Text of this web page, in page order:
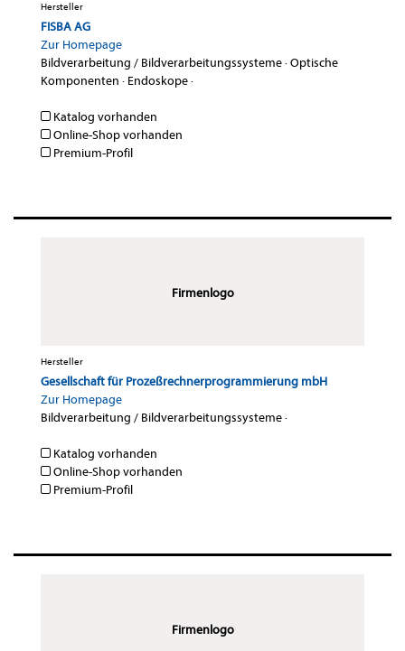
Hersteller
FISBA AG
Zur Homepage
Bildverarbeitung / Bildverarbeitungssysteme·Optische
Komponenten · Endoskope·
Katalog vorhanden
Online-Shop vorhanden
Premium-Profil
Firmenlogo
Hersteller
Gesellschaft für Prozeßrechnerprogrammierung mbH
Zur Homepage
Bildverarbeitung / Bildverarbeitungssysteme·
Katalog vorhanden
Online-Shop vorhanden
Premium-Profil
Firmenlogo